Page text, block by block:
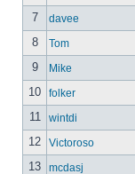
7 davee
8 Tom
9 Mike
10 folker
11 wintdi
12 Victoroso
13 mcdasj